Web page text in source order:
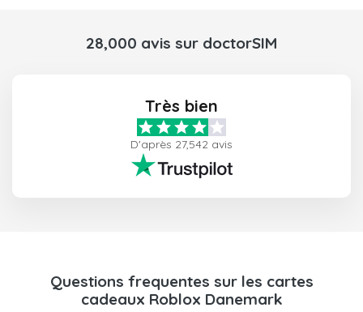
28,000 avis sur doctorSIM
Très bien
D'après 27,542 avis
Questions frequentes sur les cartes
cadeaux Roblox Danemark